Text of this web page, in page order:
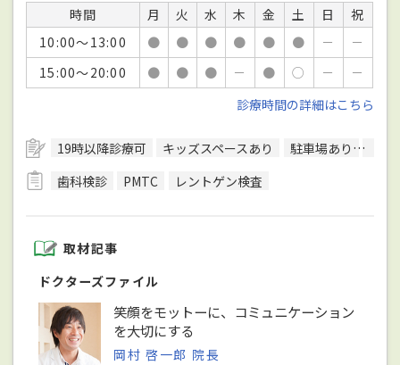
時間 月 火 水 木 金 土 日
祝
10:00～13:00
● ● ● ● ● ● －
－
15:00～20:00
● ● ● － ● ○ －
－
診療時間の詳細はこちら
19時以降診療可 キッズスペースあり 駐車場あり
歯科検診
PMTC レントゲン検査
取材記事
ドクターズファイル
笑顔をモットーに、コミュニケーション
を大切にする
岡村 啓一郎 院長